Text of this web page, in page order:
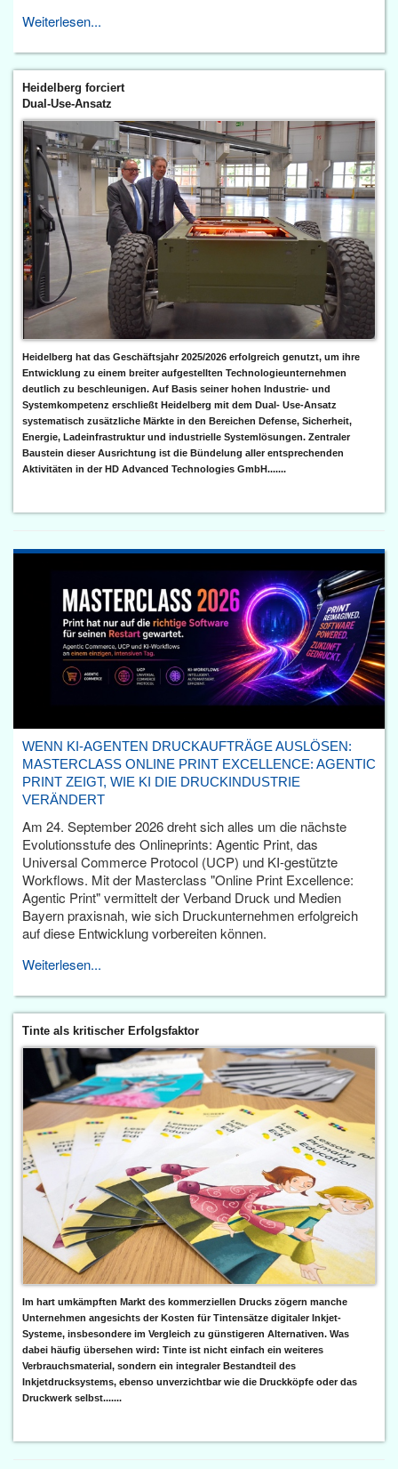
Weiterlesen...
Heidelberg forciert
Dual-Use-Ansatz
Heidelberg hat das Geschäftsjahr 2025/2026 erfolgreich genutzt, um ihre
Entwicklung zu einem breiter aufgestellten Technologieunternehmen
deutlich zu beschleunigen. Auf Basis seiner hohen Industrie- und
Systemkompetenz erschließt Heidelberg mit dem Dual- Use-Ansatz
systematisch zusätzliche Märkte in den Bereichen Defense, Sicherheit,
Energie, Ladeinfrastruktur und industrielle Systemlösungen. Zentraler
Baustein dieser Ausrichtung ist die Bündelung aller entsprechenden
Aktivitäten in der HD Advanced Technologies GmbH.......
WENN KI-AGENTEN DRUCKAUFTRÄGE AUSLÖSEN:
MASTERCLASS ONLINE PRINT EXCELLENCE: AGENTIC
PRINT ZEIGT, WIE KI DIE DRUCKINDUSTRIE
VERÄNDERT
Am 24. September 2026 dreht sich alles um die nächste
Evolutionsstufe des Onlineprints: Agentic Print, das
Universal Commerce Protocol (UCP) und KI-gestützte
Workflows. Mit der Masterclass "Online Print Excellence:
Agentic Print" vermittelt der Verband Druck und Medien
Bayern praxisnah, wie sich Druckunternehmen erfolgreich
auf diese Entwicklung vorbereiten können.
Weiterlesen...
Tinte als kritischer Erfolgsfaktor
Im hart umkämpften Markt des kommerziellen Drucks zögern manche
Unternehmen angesichts der Kosten für Tintensätze digitaler Inkjet-
Systeme, insbesondere im Vergleich zu günstigeren Alternativen. Was
dabei häufig übersehen wird: Tinte ist nicht einfach ein weiteres
Verbrauchsmaterial, sondern ein integraler Bestandteil des
Inkjetdrucksystems, ebenso unverzichtbar wie die Druckköpfe oder das
Druckwerk selbst.......